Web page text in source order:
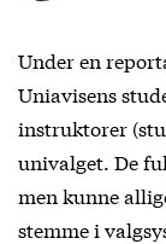
Under en
Uniavisens
instruktorer
univalget. De
men kunne
stemme i